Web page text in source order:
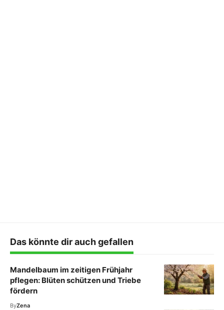
Das könnte dir auch gefallen
Mandelbaum im zeitigen Frühjahr
pflegen: Blüten schützen und Triebe
fördern
ByZena